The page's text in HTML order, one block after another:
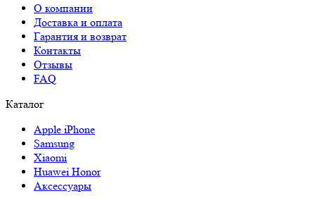
О компании
Доставка и оплата
Гарантия и возврат
Контакты
Отзывы
FAQ
Каталог
Apple iPhone
Samsung
Xiaomi
Huawei Honor
Аксессуары